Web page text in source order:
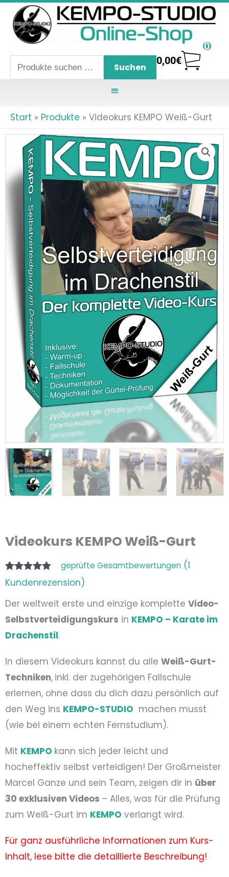
Zum
Inhalt
springen
Suchen
nach:
Suchen
0,00€
0
Start Produkte Videokurs KEMPO Weiß-Gurt
Videokurs KEMPO Weiß-Gurt
Bewertet mit
5.00von 5,
auf
1
geprüfte Gesamtbewertungen (1
Kundenrezension)
Der weltweit erste und einzige komplette Video-
Selbstverteidigungskurs in KEMPO – Karate im
Drachenstil.
In diesem Videokurs kannst du alle Weiß-Gurt-
Techniken, inkl. der zugehörigen Fallschule
erlernen, ohne dass du dich dazu persönlich auf
den Weg ins KEMPO-STUDIO machen musst
(wie bei einem echten Fernstudium).
Mit KEMPO kann sich jeder leicht und
hocheffektiv selbst verteidigen! Der Großmeister
Marcel Ganze und sein Team, zeigen dir in über
30 exklusiven Videos – Alles, was für die Prüfung
zum Weiß-Gurt im KEMPO verlangt wird.
Für ganz ausführliche Informationen zum Kurs-
Inhalt, lese bitte die detaillierte Beschreibung!